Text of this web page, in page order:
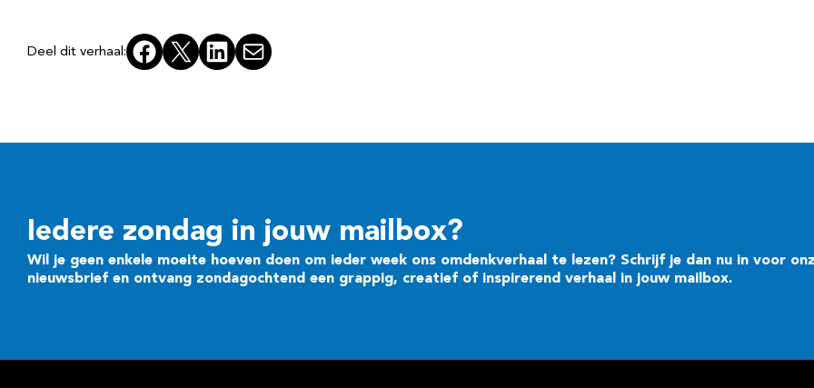
Deel dit verhaal: Facebook
X LinkedInE-mail
Iedere zondag in jouw mailbox?
Wil je geen enkele moeite hoeven doen om ieder week ons omdenkverhaal te lezen? Schrijf je dan nu in voor
nieuwsbrief en ontvang zondagochtend een grappig, creatief of inspirerend verhaal in jouw mailbox.